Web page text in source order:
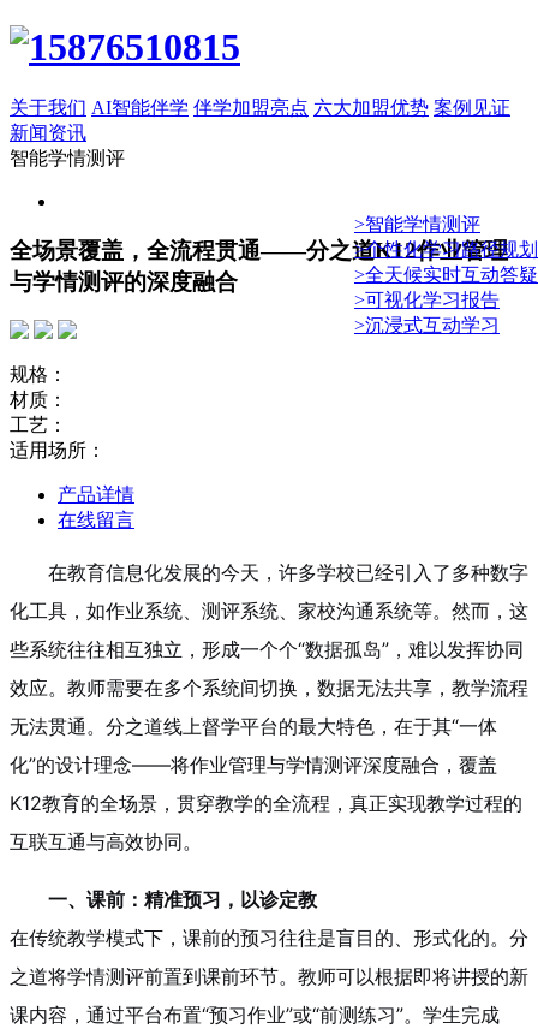
关于我们 AI智能伴学 伴学加盟亮点 六大加盟优势 案例见证
新闻资讯
智能学情测评
>智能学情测评
>个性化学习路径规划
>全天候实时互动答疑
>可视化学习报告
>沉浸式互动学习
全场景覆盖，全流程贯通——分之道K12作业管理
与学情测评的深度融合
规格：
材质：
工艺：
适用场所：
产品详情
在线留言
在教育信息化发展的今天，许多学校已经引入了多种数字
化工具，如作业系统、测评系统、家校沟通系统等。然而，这
些系统往往相互独立，形成一个个“数据孤岛”，难以发挥协同
效应。教师需要在多个系统间切换，数据无法共享，教学流程
无法贯通。分之道线上督学平台的最大特色，在于其“一体
化”的设计理念——将作业管理与学情测评深度融合，覆盖
K12教育的全场景，贯穿教学的全流程，真正实现教学过程的
互联互通与高效协同。
一、课前：精准预习，以诊定教
在传统教学模式下，课前的预习往往是盲目的、形式化的。分
之道将学情测评前置到课前环节。教师可以根据即将讲授的新
课内容，通过平台布置“预习作业”或“前测练习”。学生完成